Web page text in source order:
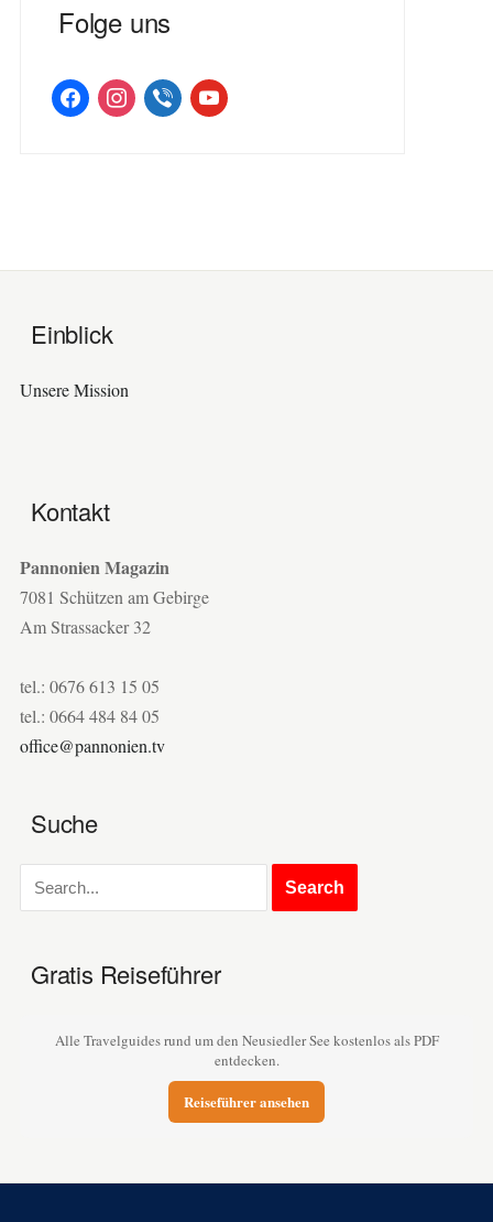
Folge uns
facebookinstagramviber youtube
Einblick
Unsere Mission
Kontakt
Pannonien Magazin
7081 Schützen am Gebirge
Am Strassacker 32
tel.: 0676 613 15 05
tel.: 0664 484 84 05
office@pannonien.tv
Suche
Gratis Reiseführer
Alle Travelguides rund um den Neusiedler See kostenlos als PDF
entdecken.
Reiseführer ansehen